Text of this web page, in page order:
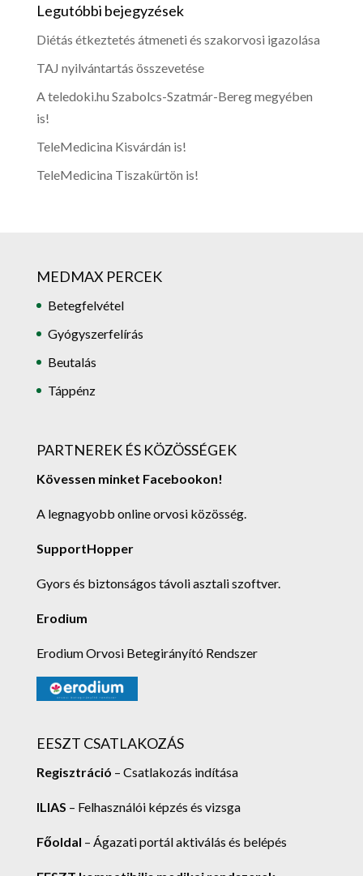
Legutóbbi bejegyzések
Diétás étkeztetés átmeneti és szakorvosi igazolása
TAJ nyilvántartás összevetése
A teledoki.hu Szabolcs-Szatmár-Bereg megyében
is!
TeleMedicina Kisvárdán is!
TeleMedicina Tiszakürtön is!
MEDMAX PERCEK
Betegfelvétel
Gyógyszerfelírás
Beutalás
Táppénz
PARTNEREK ÉS KÖZÖSSÉGEK
Kövessen minket Facebookon!
A legnagyobb online orvosi közösség.
SupportHopper
Gyors és biztonságos távoli asztali szoftver.
Erodium
Erodium Orvosi Betegirányító Rendszer
EESZT CSATLAKOZÁS
Regisztráció – Csatlakozás indítása
ILIAS – Felhasználói képzés és vizsga
Főoldal – Ágazati portál aktiválás és belépés